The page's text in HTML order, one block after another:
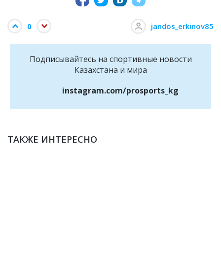
0 jandos_erkinov85
Подписывайтесь на cпортивные новости
Казахстана и мира
instagram.com/prosports_kg
ТАКЖЕ ИНТЕРЕСНО